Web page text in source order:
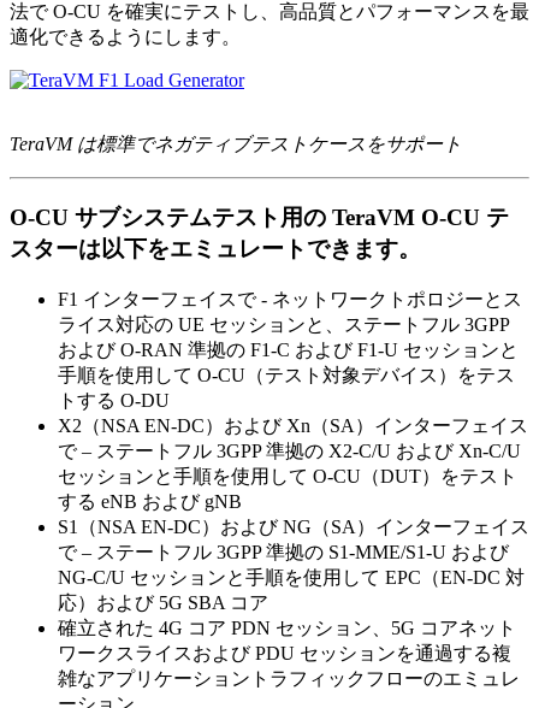
法で O-CU を確実にテストし、高品質とパフォーマンスを最
適化できるようにします。
TeraVM は標準でネガティブテストケースをサポート
O-CU サブシステムテスト用の TeraVM O-CU テ
スターは以下をエミュレートできます。
F1 インターフェイスで - ネットワークトポロジーとス
ライス対応の UE セッションと、ステートフル 3GPP
および O-RAN 準拠の F1-C および F1-U セッションと
手順を使用して O-CU（テスト対象デバイス）をテス
トする O-DU
X2（NSA EN-DC）および Xn（SA）インターフェイス
で – ステートフル 3GPP 準拠の X2-C/U および Xn-C/U
セッションと手順を使用して O-CU（DUT）をテスト
する eNB および gNB
S1（NSA EN-DC）および NG（SA）インターフェイス
で – ステートフル 3GPP 準拠の S1-MME/S1-U および
NG-C/U セッションと手順を使用して EPC（EN-DC 対
応）および 5G SBA コア
確立された 4G コア PDN セッション、5G コアネット
ワークスライスおよび PDU セッションを通過する複
雑なアプリケーショントラフィックフローのエミュレ
ーション